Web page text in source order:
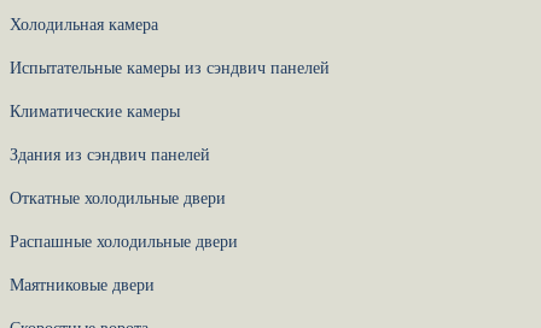
Холодильная камера
Испытательные камеры из сэндвич панелей
Климатические камеры
Здания из сэндвич панелей
Откатные холодильные двери
Распашные холодильные двери
Маятниковые двери